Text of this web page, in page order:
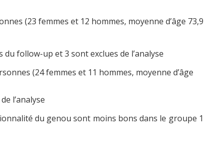
(23 femmes et 12 hommes, moyenne d’âge 73,9
follow-up et 3 sont exclues de l’analyse
(24 femmes et 11 hommes, moyenne d’âge
l’analyse
du genou sont moins bons dans le groupe 1